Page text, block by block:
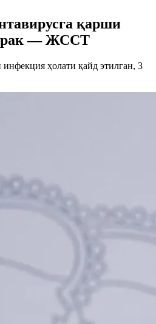
қарши
— ЖССТ
инфекция ҳолати қайд этилган, 3